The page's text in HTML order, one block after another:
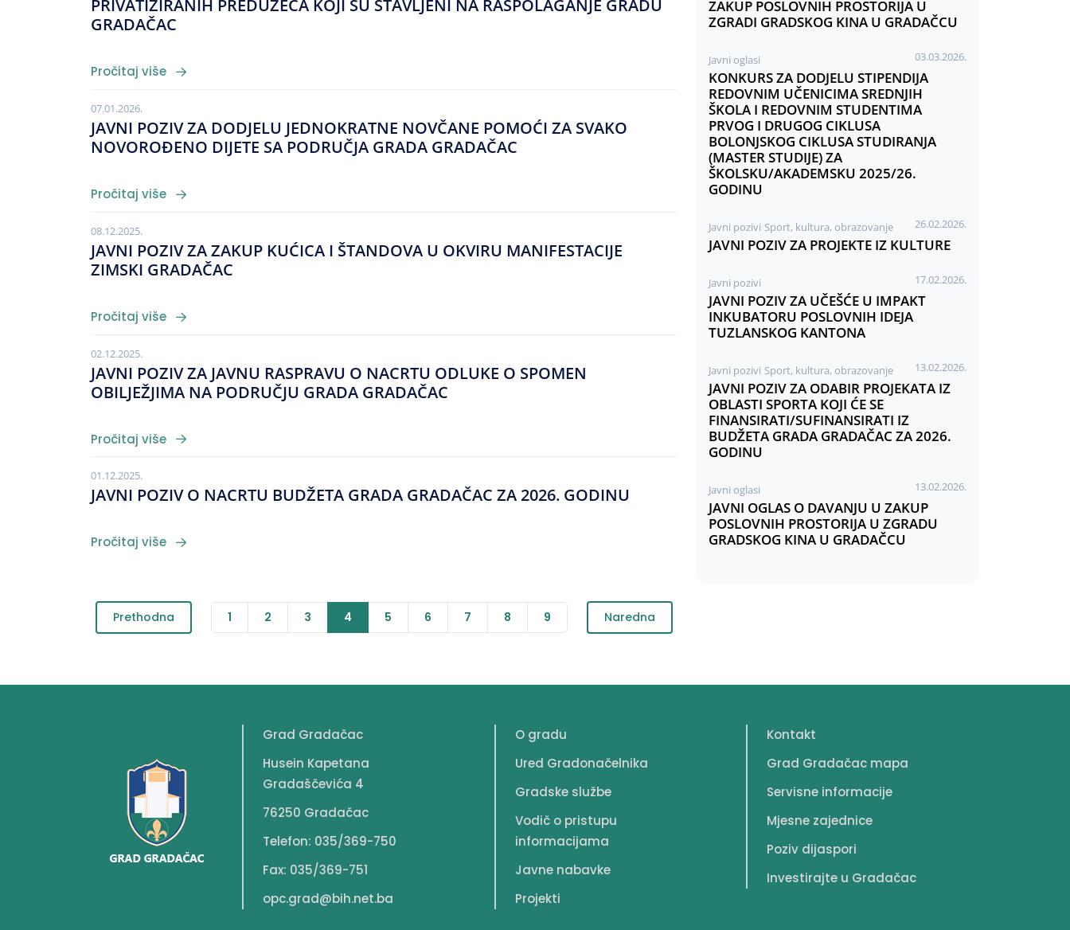
PRIVATIZIRANIH PREDUZEĆA KOJI SU STAVLJENI NA RASPOLAGANJE GRADU
GRADAČAC
Pročitaj više
07.01.2026.
JAVNI POZIV ZA DODJELU JEDNOKRATNE NOVČANE POMOĆI ZA SVAKO
NOVOROĐENO DIJETE SA PODRUČJA GRADA GRADAČAC
Pročitaj više
08.12.2025.
JAVNI POZIV ZA ZAKUP KUĆICA I ŠTANDOVA U OKVIRU MANIFESTACIJE
ZIMSKI GRADAČAC
Pročitaj više
02.12.2025.
JAVNI POZIV ZA JAVNU RASPRAVU O NACRTU ODLUKE O SPOMEN
OBILJEŽJIMA NA PODRUČJU GRADA GRADAČAC
Pročitaj više
01.12.2025.
JAVNI POZIV O NACRTU BUDŽETA GRADA GRADAČAC ZA 2026. GODINU
Pročitaj više
Prethodna 1 2 3 4 5 6 7 8 9 Naredna
ZAKUP POSLOVNIH PROSTORIJA U
ZGRADI GRADSKOG KINA U GRADAČCU
Javni oglasi 03.03.2026.
KONKURS ZA DODJELU STIPENDIJA
REDOVNIM UČENICIMA SREDNJIH
ŠKOLA I REDOVNIM STUDENTIMA
PRVOG I DRUGOG CIKLUSA
BOLONJSKOG CIKLUSA STUDIRANJA
(MASTER STUDIJE) ZA
ŠKOLSKU/AKADEMSKU 2025/26.
GODINU
Javni pozivi Sport, kultura, obrazovanje 26.02.2026.
JAVNI POZIV ZA PROJEKTE IZ KULTURE
Javni pozivi 17.02.2026.
JAVNI POZIV ZA UČEŠĆE U IMPAKT
INKUBATORU POSLOVNIH IDEJA
TUZLANSKOG KANTONA
Javni pozivi Sport, kultura, obrazovanje 13.02.2026.
JAVNI POZIV ZA ODABIR PROJEKATA IZ
OBLASTI SPORTA KOJI ĆE SE
FINANSIRATI/SUFINANSIRATI IZ
BUDŽETA GRADA GRADAČAC ZA 2026.
GODINU
Javni oglasi 13.02.2026.
JAVNI OGLAS O DAVANJU U ZAKUP
POSLOVNIH PROSTORIJA U ZGRADU
GRADSKOG KINA U GRADAČCU
Grad Gradačac
Husein Kapetana
Gradaščevića 4
76250 Gradačac
Telefon: 035/369-750
Fax: 035/369-751
opc.grad@bih.net.ba
O gradu
Ured Gradonačelnika
Gradske službe
Vodič o pristupu
informacijama
Javne nabavke
Projekti
Kontakt
Grad Gradačac mapa
Servisne informacije
Mjesne zajednice
Poziv dijaspori
Investirajte u Gradačac